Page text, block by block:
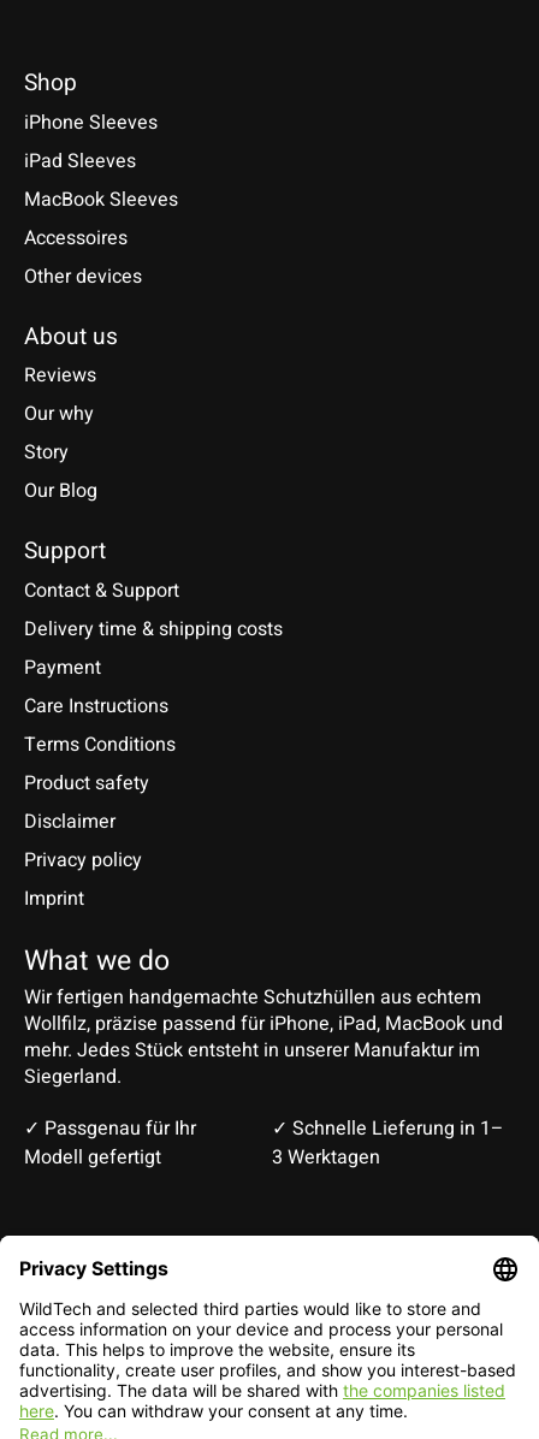
Shop
iPhone Sleeves
iPad Sleeves
MacBook Sleeves
Accessoires
Other devices
About us
Reviews
Our why
Story
Our Blog
Support
Contact & Support
Delivery time & shipping costs
Payment
Care Instructions
Terms Conditions
Product safety
Disclaimer
Privacy policy
Imprint
What we do
Wir fertigen handgemachte Schutzhüllen aus echtem
Wollfilz, präzise passend für iPhone, iPad, MacBook und
mehr. Jedes Stück entsteht in unserer Manufaktur im
Siegerland.
✓ Passgenau für Ihr
Modell gefertigt
✓ Schnelle Lieferung in 1–
3 Werktagen
English — EUR
EUR
CHF